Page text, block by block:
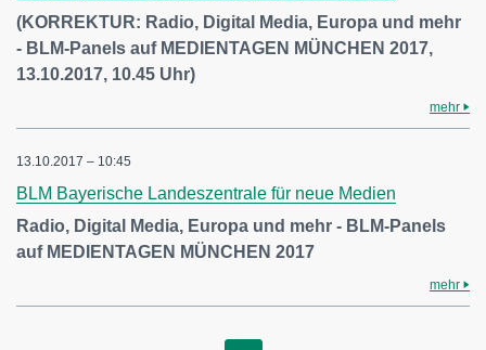
(KORREKTUR: Radio, Digital Media, Europa und mehr
- BLM-Panels auf MEDIENTAGEN MÜNCHEN 2017,
13.10.2017, 10.45 Uhr)
mehr
13.10.2017 – 10:45
BLM Bayerische Landeszentrale für neue Medien
Radio, Digital Media, Europa und mehr - BLM-Panels
auf MEDIENTAGEN MÜNCHEN 2017
mehr